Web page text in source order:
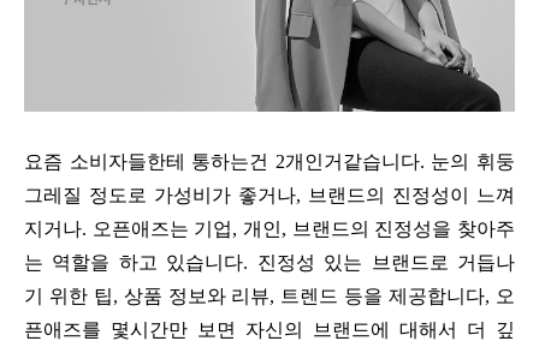
요즘 소비자들한테 통하는건 2개인거같습니다. 눈의 휘둥
그레질 정도로 가성비가 좋거나, 브랜드의 진정성이 느껴
지거나. 오픈애즈는 기업, 개인, 브랜드의 진정성을 찾아주
는 역할을 하고 있습니다. 진정성 있는 브랜드로 거듭나
기 위한 팁, 상품 정보와 리뷰, 트렌드 등을 제공합니다, 오
픈애즈를 몇시간만 보면 자신의 브랜드에 대해서 더 깊